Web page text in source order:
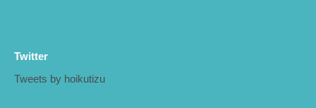
Twitter
Tweets by hoikutizu